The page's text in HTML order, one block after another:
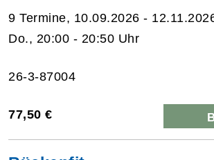
9 Termine, 10.09.2026 -
Do., 20:00 - 20:50 Uhr
26-3-87004
77,50 €